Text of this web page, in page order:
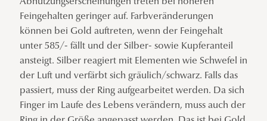
Abnutzungserscheinungen treten bei höheren
Feingehalten geringer auf. Farbveränderungen
können bei Gold auftreten, wenn der Feingehalt
unter 585/- fällt und der Silber- sowie Kupferanteil
ansteigt. Silber reagiert mit Elementen wie Schwefel in
der Luft und verfärbt sich gräulich/schwarz. Falls das
passiert, muss der Ring aufgearbeitet werden. Da sich
Finger im Laufe des Lebens verändern, muss auch der